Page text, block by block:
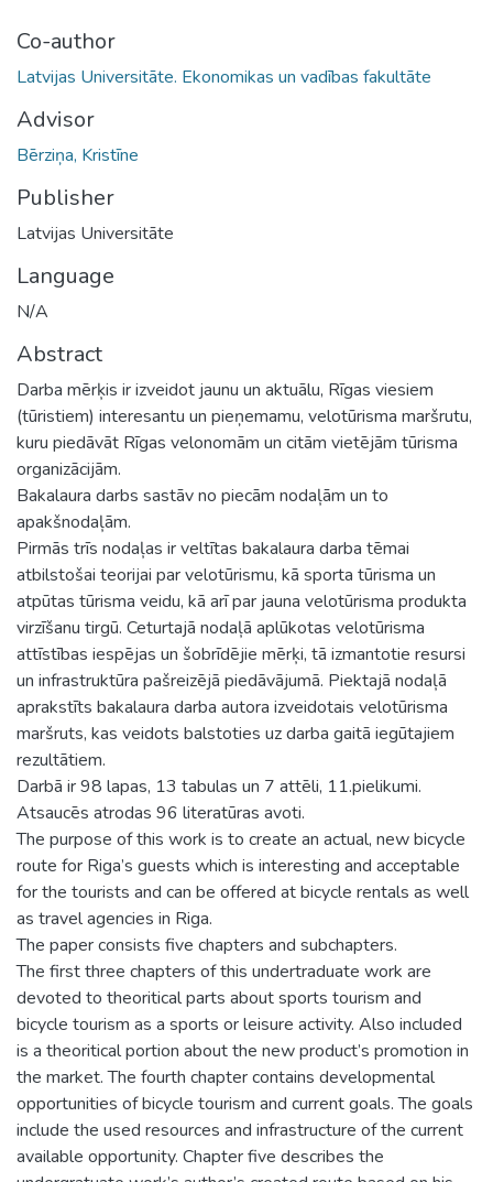
Co-author
Latvijas Universitāte. Ekonomikas un vadības fakultāte
Advisor
Bērziņa, Kristīne
Publisher
Latvijas Universitāte
Language
N/A
Abstract
Darba mērķis ir izveidot jaunu un aktuālu, Rīgas viesiem
(tūristiem) interesantu un pieņemamu, velotūrisma maršrutu,
kuru piedāvāt Rīgas velonomām un citām vietējām tūrisma
organizācijām.
Bakalaura darbs sastāv no piecām nodaļām un to
apakšnodaļām.
Pirmās trīs nodaļas ir veltītas bakalaura darba tēmai
atbilstošai teorijai par velotūrismu, kā sporta tūrisma un
atpūtas tūrisma veidu, kā arī par jauna velotūrisma produkta
virzīšanu tirgū. Ceturtajā nodaļā aplūkotas velotūrisma
attīstības iespējas un šobrīdējie mērķi, tā izmantotie resursi
un infrastruktūra pašreizējā piedāvājumā. Piektajā nodaļā
aprakstīts bakalaura darba autora izveidotais velotūrisma
maršruts, kas veidots balstoties uz darba gaitā iegūtajiem
rezultātiem.
Darbā ir 98 lapas, 13 tabulas un 7 attēli, 11.pielikumi.
Atsaucēs atrodas 96 literatūras avoti.
The purpose of this work is to create an actual, new bicycle
route for Riga’s guests which is interesting and acceptable
for the tourists and can be offered at bicycle rentals as well
as travel agencies in Riga.
The paper consists five chapters and subchapters.
The first three chapters of this undertraduate work are
devoted to theoritical parts about sports tourism and
bicycle tourism as a sports or leisure activity. Also included
is a theoritical portion about the new product’s promotion in
the market. The fourth chapter contains developmental
opportunities of bicycle tourism and current goals. The goals
include the used resources and infrastructure of the current
available opportunity. Chapter five describes the